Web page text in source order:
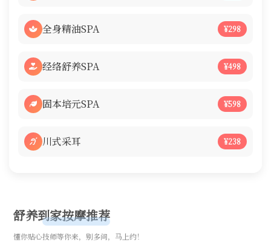
全身精油SPA ¥298
经络舒养SPA ¥498
固本培元SPA ¥598
川式采耳 ¥238
舒养到家按摩推荐
懂你贴心技师等你来，别多问，马上约！